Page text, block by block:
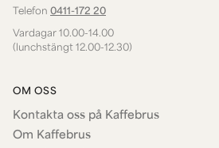
Telefon 0411-172 20
Vardagar 10.00-14.00
(lunchstängt 12.00-12.30)
OM OSS
Kontakta oss på Kaffebrus
Om Kaffebrus